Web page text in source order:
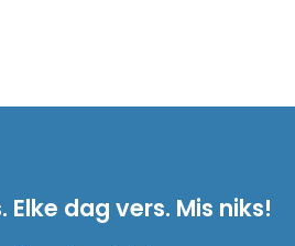
dag vers. Mis niks!